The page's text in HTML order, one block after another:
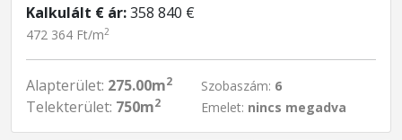
Kalkulált € ár:358 840 €
472 364 Ft/m2
Alapterület: 275.00m2
Telekterület: 750m2
Szobaszám: 6
Emelet: nincs megadva